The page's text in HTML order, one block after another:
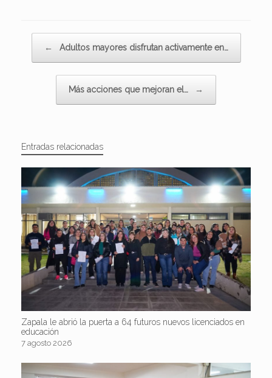
← Adultos mayores disfrutan activamente en…
Más acciones que mejoran el… →
Entradas relacionadas
Zapala le abrió la puerta a 64 futuros nuevos licenciados en
educación
7 agosto 2026